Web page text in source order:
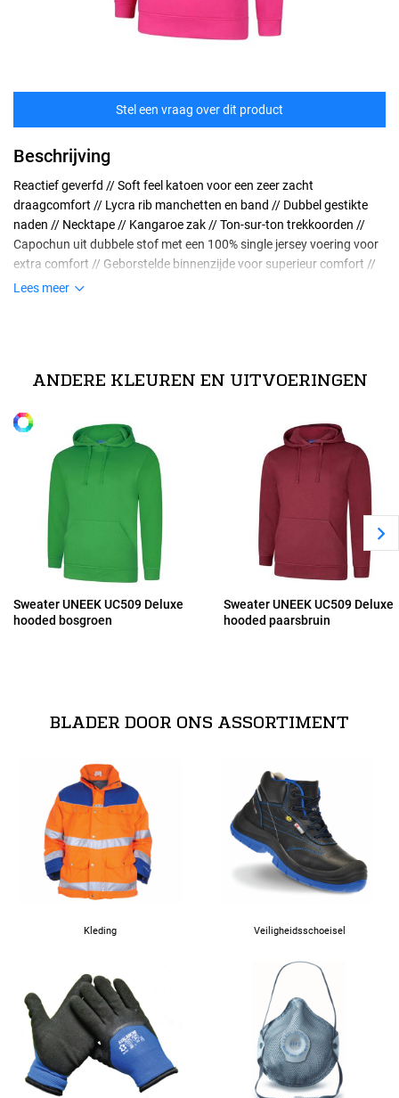
Stel een vraag over dit product
Beschrijving
Reactief geverfd // Soft feel katoen voor een zeer zacht
draagcomfort // Lycra rib manchetten en band // Dubbel gestikte
naden // Necktape // Kangaroe zak // Ton-sur-ton trekkoorden //
Capochun uit dubbele stof met een 100% single jersey voering voor
extra comfort // Geborstelde binnenzijde voor superieur comfort //
Enzymen gewassen voor extra zacht draagcomfort en verminderde
Lees meer
2XL
ANDERE KLEUREN EN UITVOERINGEN
Sweater UNEEK UC509 Deluxe
hooded bosgroen
Sweater UNEEK UC509 Deluxe
hooded paarsbruin
BLADER DOOR ONS ASSORTIMENT
Kleding Veiligheidsschoeisel